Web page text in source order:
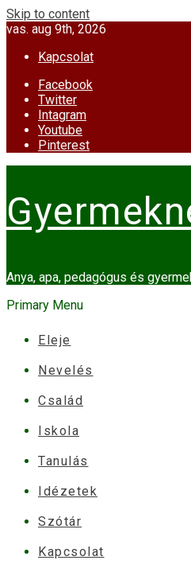
Skip to content
vas. aug 9th, 2026
Kapcsolat
Facebook
Twitter
Intagram
Youtube
Pinterest
Anya, apa, pedagógus és
Primary Menu
Eleje
Nevelés
Család
Iskola
Tanulás
Idézetek
Szótár
Kapcsolat